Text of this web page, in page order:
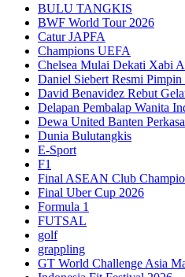
BULU TANGKIS
BWF World Tour 2026
Catur JAPFA
Champions UEFA
Chelsea Mulai Dekati Xabi
Daniel Siebert Resmi
David Benavidez Rebut
Delapan Pembalap Wanita
Dewa United Banten Perkasa
Dunia Bulutangkis
E-Sport
F1
Final ASEAN Club
Final Uber Cup 2026
Formula 1
FUTSAL
golf
grappling
GT World Challenge Asia